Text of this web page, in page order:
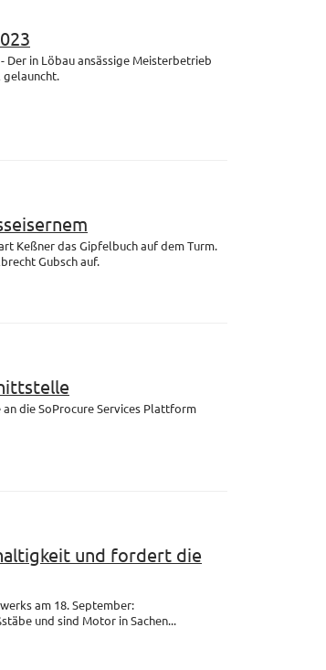
Der in Löbau ansässige Meisterbetrieb
gelauncht.
Keßner das Gipfelbuch auf dem Turm.
Gubsch auf.
die SoProcure Services Plattform
und fordert die
am 18. September:
und sind Motor in Sachen...